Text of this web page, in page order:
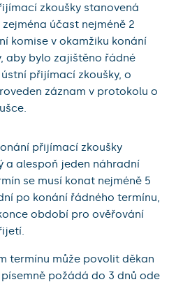
zkoušky stanovená
účast nejméně 2
komise v okamžiku konání
aby bylo zajištěno řádné
přijímací zkoušky, o
záznam v protokolu o
přijímací zkoušky
a alespoň jeden náhradní
se musí konat nejméně 5
po konání řádného termínu,
období pro ověřování
termínu může povolit děkan
požádá do 3 dnů ode